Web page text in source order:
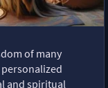
of many
and spiritual